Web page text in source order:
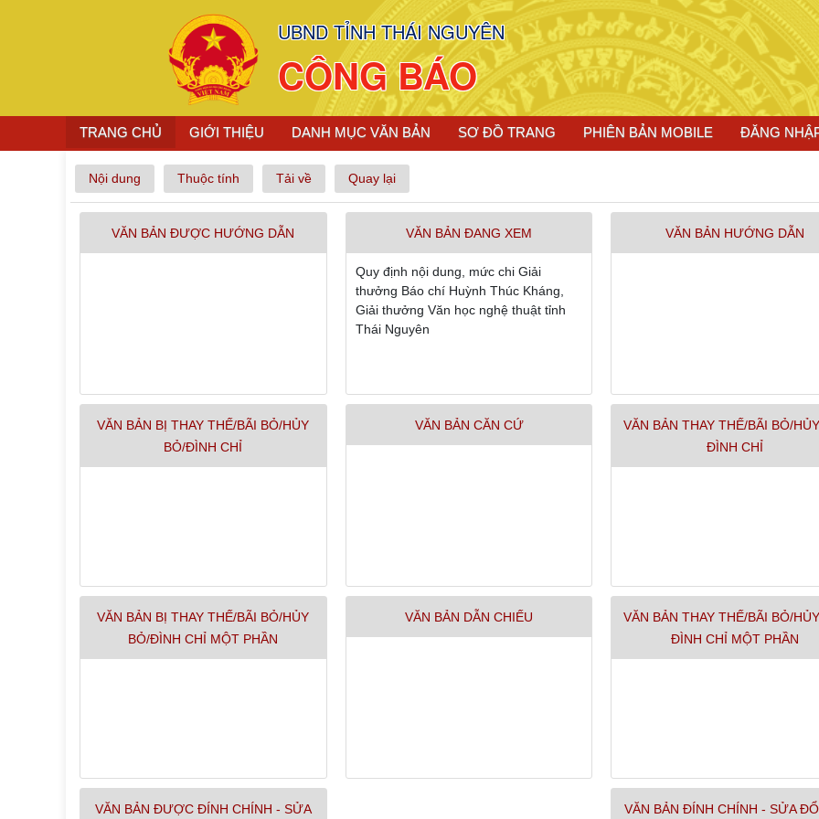
UBND TỈNH THÁI NGUYÊN
CÔNG BÁO
TRANG CHỦ GIỚI THIỆU DANH MỤC VĂN BẢN SƠ ĐỒ TRANG PHIÊN BẢN MOBILE ĐĂNG
Nội dung Thuộc tính Tải về Quay lại
VĂN BẢN ĐƯỢC HƯỚNG DẪN
VĂN BẢN BỊ THAY THẾ/BÃI BỎ/HỦY
BỎ/ĐÌNH CHỈ
VĂN BẢN BỊ THAY THẾ/BÃI BỎ/HỦY
BỎ/ĐÌNH CHỈ MỘT PHẦN
VĂN BẢN ĐƯỢC ĐÍNH CHÍNH - SỬA
VĂN BẢN ĐANG XEM
Quy định nội dung, mức chi Giải
thưởng Báo chí Huỳnh Thúc Kháng,
Giải thưởng Văn học nghệ thuật tỉnh
Thái Nguyên
VĂN BẢN CĂN CỨ
VĂN BẢN DẪN CHIẾU
VĂN BẢN HƯỚNG DẪN
VĂN BẢN THAY THẾ/BÃI BỎ/
ĐÌNH CHỈ
VĂN BẢN THAY THẾ/BÃI BỎ/
ĐÌNH CHỈ MỘT PHẦN
VĂN BẢN ĐÍNH CHÍNH - SỬA